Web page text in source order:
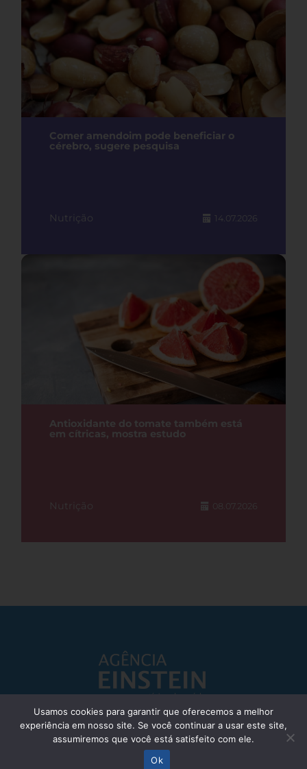
Comer amendoim pode beneficiar o
cérebro, sugere pesquisa
Nutrição 14.07.2026
Antioxidante do tomate também está
em cítricas, mostra estudo
Nutrição 08.07.2026
Responsável Técnico: Dr. Eliezer Silva - CRM: 85148-SP
© Einstein Hospital Israelita 2025 - Todos os direitos reservados
Usamos cookies para garantir que oferecemos a melhor
experiência em nosso site. Se você continuar a usar este site,
assumiremos que você está satisfeito com ele.
Ok